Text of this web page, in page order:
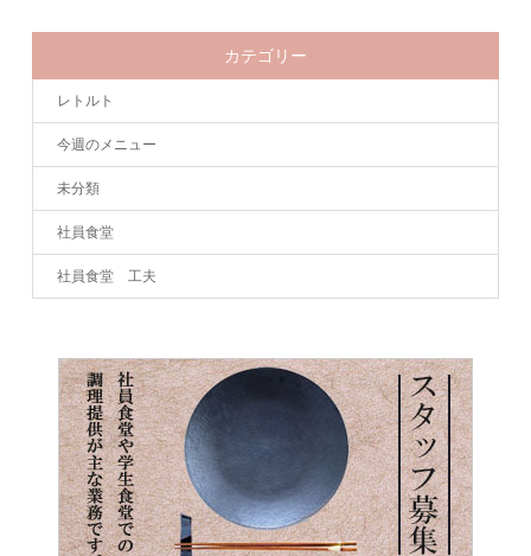
カテゴリー
レトルト
今週のメニュー
未分類
社員食堂
社員食堂 工夫